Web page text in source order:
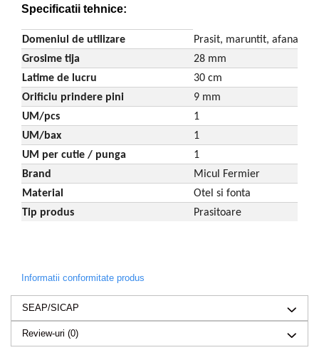
Tocatoare de furaje
Specificatii tehnice:
Domeniul de utilizare
Prasit, maruntit, afanat,
Grosime tija
28 mm
Latime de lucru
30 cm
Orificiu prindere pini
9 mm
UM/pcs
1
UM/bax
1
UM per cutie / punga
1
Brand
Micul Fermier
Material
Otel si fonta
Tip produs
Prasitoare
Informatii conformitate produs
SEAP/SICAP
Review-uri (0)